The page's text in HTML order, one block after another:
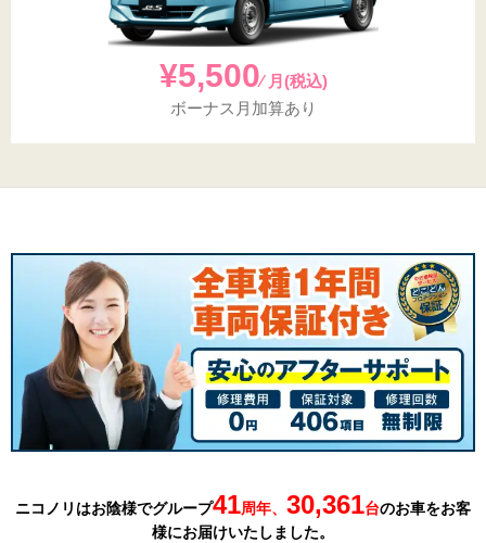
¥5,500⁄ 月(税込)
ボーナス月加算あり
ニコノリはお陰様でグループ41周年、 30,361台のお車をお客
様にお届けいたしました。